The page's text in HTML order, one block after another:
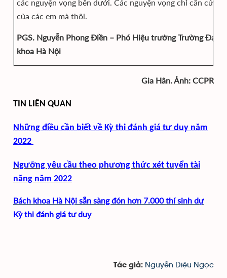
các nguyện vọng bên dưới. Các nguyện vọng chỉ căn cứ
của các em mà thôi.
PGS. Nguyễn Phong Điền – Phó Hiệu trưởng Trường Đại
khoa Hà Nội
Gia Hân. Ảnh: CCPR
TIN LIÊN QUAN
Những điều cần biết về Kỳ thi đánh giá tư duy năm
2022
Ngưỡng yêu cầu theo phương thức xét tuyển tài
năng năm 2022
Bách khoa Hà Nội sẵn sàng đón hơn 7.000 thí sinh dự
Kỳ thi đánh giá tư duy
Tác giả: Nguyễn Diệu Ngọc